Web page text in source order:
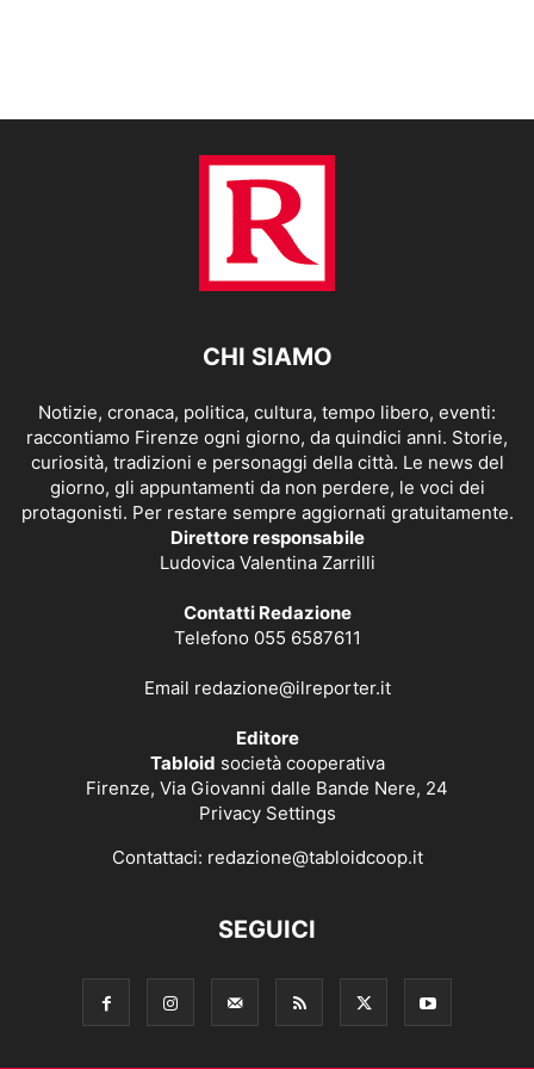
CHI SIAMO
Notizie, cronaca, politica, cultura, tempo libero, eventi:
raccontiamo Firenze ogni giorno, da quindici anni. Storie,
curiosità, tradizioni e personaggi della città. Le news del
giorno, gli appuntamenti da non perdere, le voci dei
protagonisti. Per restare sempre aggiornati gratuitamente.
Direttore responsabile
Ludovica Valentina Zarrilli
Contatti Redazione
Telefono 055 6587611
Email redazione@ilreporter.it
Editore
Tabloid società cooperativa
Firenze, Via Giovanni dalle Bande Nere, 24
Privacy Settings
Contattaci: redazione@tabloidcoop.it
SEGUICI